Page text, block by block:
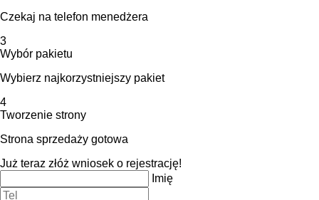
Czekaj na telefon menedżera
3
Wybór pakietu
Wybierz najkorzystniejszy pakiet
4
Tworzenie strony
Strona sprzedaży gotowa
Już teraz złóż wniosek o rejestrację!
Imię